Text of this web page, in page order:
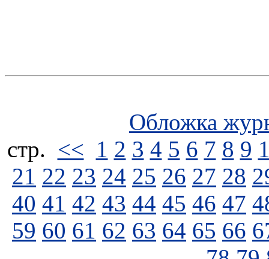
Обложка
стp. << 1 2 3 4 5 6 7 8 9
21 22 23 24 25 26 27 28
40 41 42 43 44 45 46 47
59 60 61 62 63 64 65 66